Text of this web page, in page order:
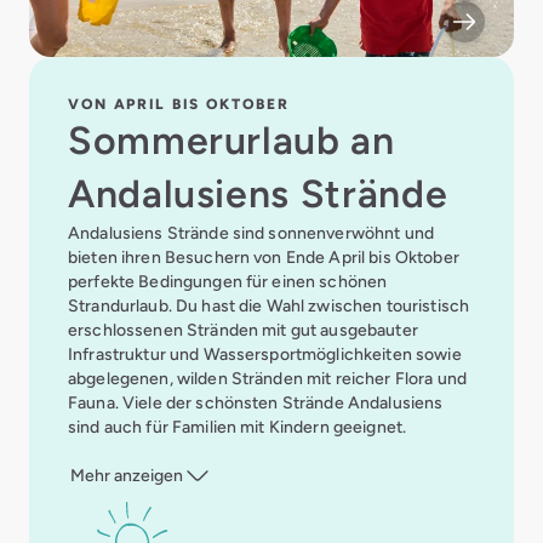
VON APRIL BIS OKTOBER
Sommerurlaub an
Andalusiens Strände
Andalusiens Strände sind sonnenverwöhnt und
bieten ihren Besuchern von Ende April bis Oktober
perfekte Bedingungen für einen schönen
Strandurlaub. Du hast die Wahl zwischen touristisch
erschlossenen Stränden mit gut ausgebauter
Infrastruktur und Wassersportmöglichkeiten sowie
abgelegenen, wilden Stränden mit reicher Flora und
Fauna. Viele der schönsten Strände Andalusiens
sind auch für Familien mit Kindern geeignet.
Mehr anzeigen